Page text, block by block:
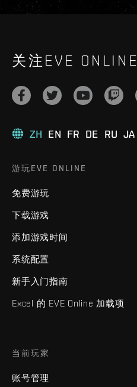
关注EVE ONLINE
ZH EN FR DE RU JA
游玩EVE ONLINE
免费游玩
下载游戏
添加游戏时间
系统配置
新手入门指南
Excel 的 EVE Online 加载项
当前玩家
账号管理